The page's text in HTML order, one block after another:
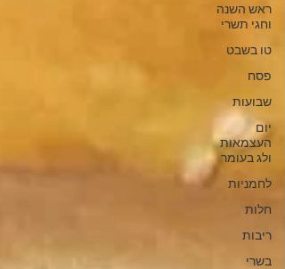
ראש השנה
וחגי תשרי
טו בשבט
פסח
שבועות
יום
העצמאות
ולג בעומר
לחמניות
חלות
ריבות
בשרי